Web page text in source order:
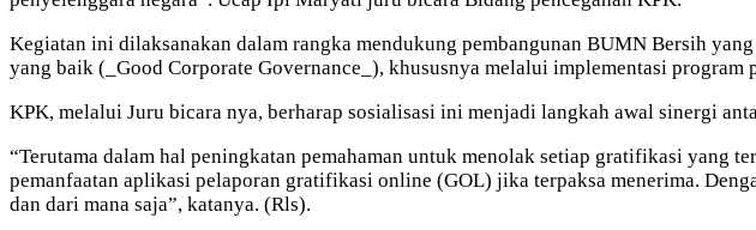
Kegiatan ini dilaksanakan dalam rangka mendukung pembangunan BUMN Bersih
yang baik (_Good Corporate Governance_), khususnya melalui implementasi program
KPK, melalui Juru bicara nya, berharap sosialisasi ini menjadi langkah awal sinergi
“Terutama dalam hal peningkatan pemahaman untuk menolak setiap gratifikasi yang
pemanfaatan aplikasi pelaporan gratifikasi online (GOL) jika terpaksa menerima.
dan dari mana saja”, katanya. (Rls).